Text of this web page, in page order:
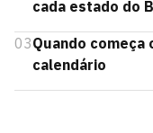
cada estado do
03Quando começa
calendário